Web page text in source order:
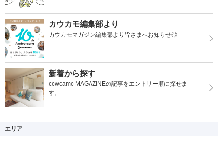
カウカモ編集部より
カウカモマガジン編集部より皆さまへお知らせ◎
新着から探す
cowcamo MAGAZINEの記事をエントリー順に探せま
す。
エリア